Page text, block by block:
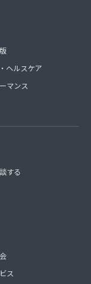
ヘルスケア
マンス
する
ス